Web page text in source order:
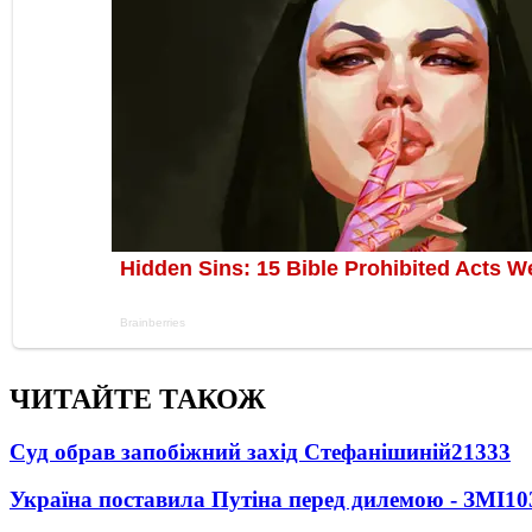
ЧИТАЙТЕ ТАКОЖ
Суд обрав запобіжний захід Стефанішиній21333
Україна поставила Путіна перед дилемою - ЗМІ